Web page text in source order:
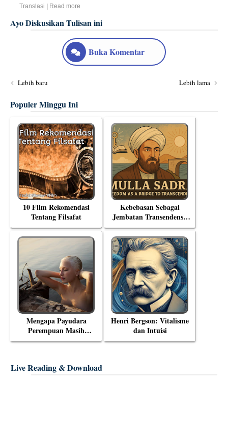
Translasi Read more
Ayo Diskusikan Tulisan ini
Buka Komentar
Lebih baru Lebih lama
Populer Minggu Ini
10 Film Rekomendasi
Tentang Filsafat
Kebebasan Sebagai
Jembatan Transendensi:
Menyelami Filsafat
Eksistensial Mulla Sadra
Mengapa Payudara
Perempuan Masih
Menjadi Objek Tabu?
Henri Bergson: Vitalisme
dan Intuisi
Live Reading & Download